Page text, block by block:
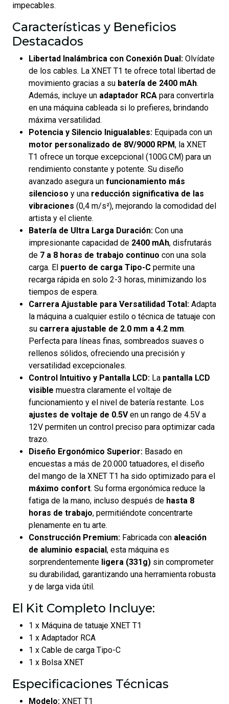
impecables.
Características y Beneficios
Destacados
Libertad Inalámbrica con Conexión Dual: Olvídate
de los cables. La XNET T1 te ofrece total libertad de
movimiento gracias a su batería de 2400 mAh.
Además, incluye un adaptador RCA para convertirla
en una máquina cableada si lo prefieres, brindando
máxima versatilidad.
Potencia y Silencio Inigualables: Equipada con un
motor personalizado de 8V/9000 RPM, la XNET
T1 ofrece un torque excepcional (100G.CM) para un
rendimiento constante y potente. Su diseño
avanzado asegura un funcionamiento más
silencioso y una reducción significativa de las
vibraciones (0,4 m/s²), mejorando la comodidad del
artista y el cliente.
Batería de Ultra Larga Duración: Con una
impresionante capacidad de 2400 mAh, disfrutarás
de 7 a 8 horas de trabajo continuo con una sola
carga. El puerto de carga Tipo-C permite una
recarga rápida en solo 2-3 horas, minimizando los
tiempos de espera.
Carrera Ajustable para Versatilidad Total: Adapta
la máquina a cualquier estilo o técnica de tatuaje con
su carrera ajustable de 2.0 mm a 4.2 mm.
Perfecta para líneas finas, sombreados suaves o
rellenos sólidos, ofreciendo una precisión y
versatilidad excepcionales.
Control Intuitivo y Pantalla LCD: La pantalla LCD
visible muestra claramente el voltaje de
funcionamiento y el nivel de batería restante. Los
ajustes de voltaje de 0.5Ven un rango de 4.5V a
12V permiten un control preciso para optimizar cada
trazo.
Diseño Ergonómico Superior: Basado en
encuestas a más de 20.000 tatuadores, el diseño
del mango de la XNET T1 ha sido optimizado para el
máximo confort. Su forma ergonómica reduce la
fatiga de la mano, incluso después de hasta 8
horas de trabajo, permitiéndote concentrarte
plenamente en tu arte.
Construcción Premium: Fabricada con aleación
de aluminio espacial , esta máquina es
sorprendentemente ligera (331g) sin comprometer
su durabilidad, garantizando una herramienta robusta
y de larga vida útil.
El Kit Completo Incluye:
1 x Máquina de tatuaje XNET T1
1 x Adaptador RCA
1 x Cable de carga Tipo-C
1 x Bolsa XNET
Especificaciones Técnicas
Modelo: XNET T1